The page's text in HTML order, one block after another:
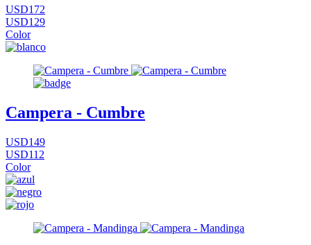
USD172
USD129
Color
Campera - Cumbre
USD149
USD112
Color